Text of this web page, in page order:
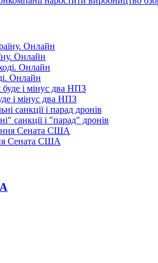
Онлайн
Онлайн
і мінус два НПЗ
санкції і "парад" дронів
Сената США